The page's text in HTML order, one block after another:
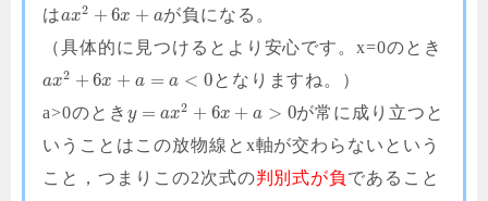
はax2 + 6x + aが負になる。
（具体的に見つけるとより安心です。x=0のとき
ax2 + 6x + a = a < 0となりますね。）
a>0のとき y = ax2 + 6x + a > 0が常に成り立つと
いうことはこの放物線とx軸が交わらないという
こと，つまりこの2次式の判別式が負 であること